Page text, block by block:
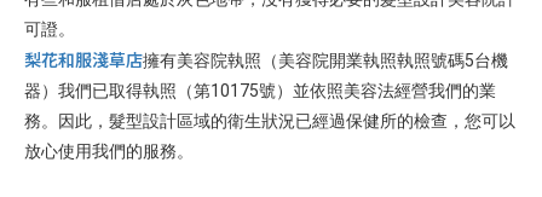
可證。
梨花和服淺草店擁有美容院執照（美容院開業執照執照號碼5台機
器）我們已取得執照（第10175號）並依照美容法經營我們的業
務。因此，髮型設計區域的衛生狀況已經過保健所的檢查，您可以
放心使用我們的服務。